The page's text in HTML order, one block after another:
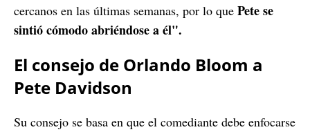
cercanos en las últimas semanas, por lo que Pete se
sintió cómodo abriéndose a él".
El consejo de Orlando Bloom a
Pete Davidson
Su consejo se basa en que el comediante debe enfocarse